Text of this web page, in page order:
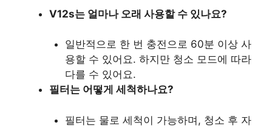
V12s는 얼마나 오래 사용할 수 있나요?
일반적으로 한 번 충전으로 60분 이상 사
용할 수 있어요. 하지만 청소 모드에 따라
다를 수 있어요.
필터는 어떻게 세척하나요?
필터는 물로 세척이 가능하며, 청소 후 자